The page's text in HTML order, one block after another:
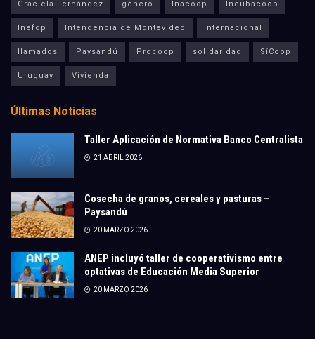
Graciela Fernández género Inacoop Incubacoop
Inefop Intendencia de Montevideo Internacional
llamados Paysandú Procoop solidaridad SíCoop
Uruguay Vivienda
Últimas Noticias
Taller Aplicación de Normativa Banco Centralista
21 ABRIL 2026
Cosecha de granos, cereales y pasturas –
Paysandú
20 MARZO 2026
ANEP incluyó taller de cooperativismo entre
optativas de Educación Media Superior
20 MARZO 2026